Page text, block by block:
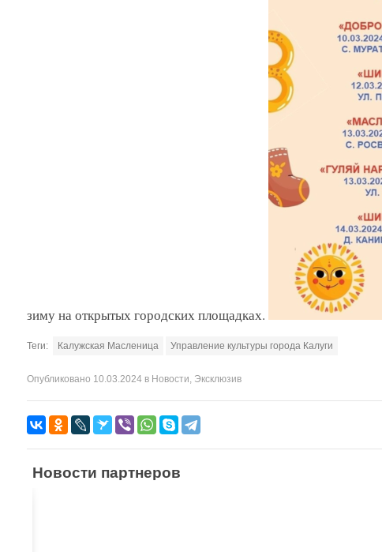
зиму на открытых городских площадках.
Теги: Калужская Масленица Управление культуры города Калуги
Опубликовано 10.03.2024 в Новости, Эксклюзив
Новости партнеров